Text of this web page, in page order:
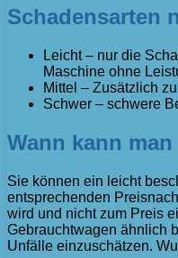
Schadensarten
Leicht – nur die
Maschine ohne
Mittel – Zusätzlich
Schwer – schwere
Wann kann
Sie können ein leicht
entsprechenden
wird und nicht zum Preis
Gebrauchtwagen ähnlich
Unfälle einzuschätzen.